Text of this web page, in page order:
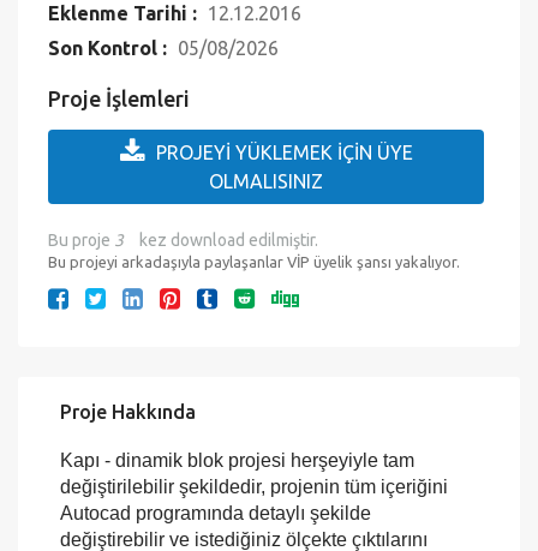
Eklenme Tarihi : 12.12.2016
Son Kontrol : 05/08/2026
Proje İşlemleri
PROJEYİ YÜKLEMEK İÇİN ÜYE
OLMALISINIZ
Bu proje 3 kez download edilmiştir.
Bu projeyi arkadaşıyla paylaşanlar VİP üyelik şansı yakalıyor.
Proje Hakkında
Kapı - dinamik blok projesi herşeyiyle tam
değiştirilebilir şekildedir, projenin tüm içeriğini
Autocad programında detaylı şekilde
değiştirebilir ve istediğiniz ölçekte çıktılarını